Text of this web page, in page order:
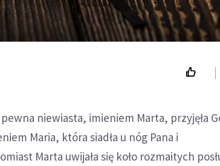
niewiasta, imieniem Marta, przyjęła
Maria, która siadła u nóg Pana i
Marta uwijała się koło rozmaitych